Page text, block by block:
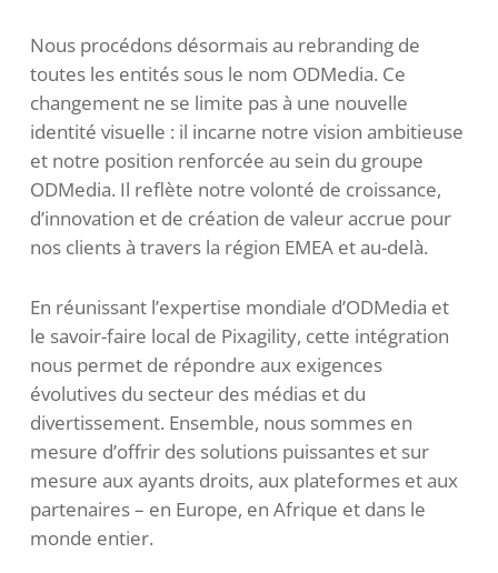
Nous procédons désormais au rebranding de
toutes les entités sous le nom ODMedia. Ce
changement ne se limite pas à une nouvelle
identité visuelle : il incarne notre vision ambitieuse
et notre position renforcée au sein du groupe
ODMedia. Il reflète notre volonté de croissance,
d’innovation et de création de valeur accrue pour
nos clients à travers la région EMEA et au-delà.
En réunissant l’expertise mondiale d’ODMedia et
le savoir-faire local de Pixagility, cette intégration
nous permet de répondre aux exigences
évolutives du secteur des médias et du
divertissement. Ensemble, nous sommes en
mesure d’offrir des solutions puissantes et sur
mesure aux ayants droits, aux plateformes et aux
partenaires – en Europe, en Afrique et dans le
monde entier.